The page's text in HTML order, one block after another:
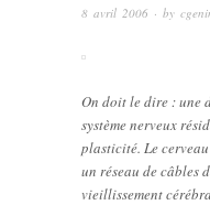
8 avril 2006 · by
On doit le dire : une
système nerveux
plasticité. Le
un réseau de câbles
vieillissement